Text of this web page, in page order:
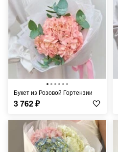
Букет из Розовой Гортензии
3 762₽